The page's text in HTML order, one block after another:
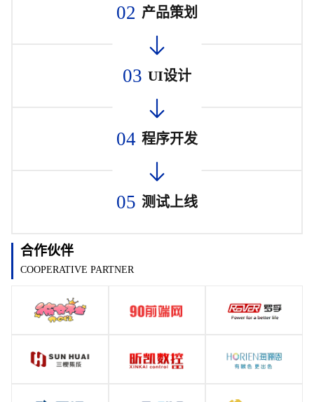
02 产品策划
03 UI设计
04 程序开发
05 测试上线
合作伙伴
COOPERATIVE PARTNER